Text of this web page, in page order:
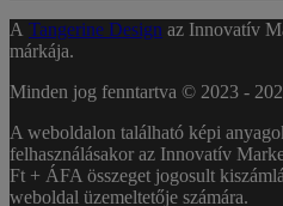
A Tangerine Design az Innovatív
márkája.
Minden jog fenntartva © 2023 -
A weboldalon található képi
felhasználásakor az Innovatív
Ft + ÁFA összeget jogosult
weboldal üzemeltetője számára.